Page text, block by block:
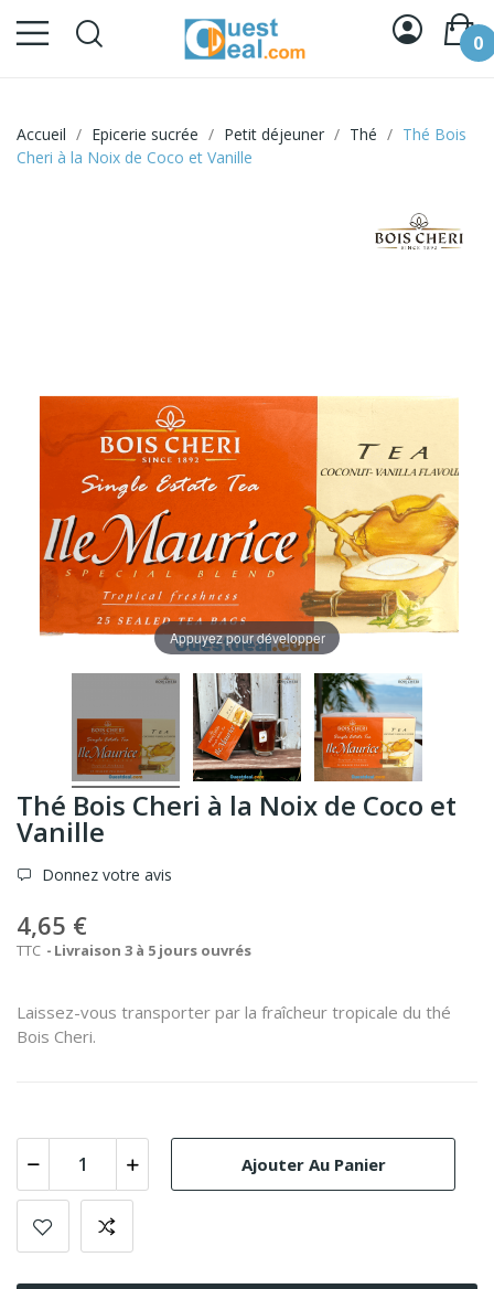
0
Accueil Epicerie sucrée Petit déjeuner Thé
Thé Bois
Cheri à la Noix de Coco et Vanille
Appuyez pour développer
Thé Bois Cheri à la Noix de Coco et
Vanille
Donnez votre avis
4,65 €
TTC Livraison 3 à 5 jours ouvrés
Laissez-vous transporter par la fraîcheur tropicale du thé
Bois Cheri.
Ajouter Au Panier